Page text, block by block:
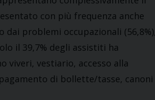
con più frequenza anche
dai problemi occupazionali
il 39,7% degli assistiti ha
viveri, vestiario, accesso alla
di bollette/tasse, canoni